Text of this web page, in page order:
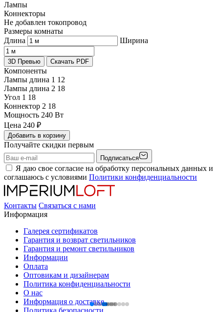
Лампы
Коннекторы
Не добавлен токопровод
Размеры комнаты
Длина
Ширина
3D Превью Скачать PDF
Компоненты
Лампы длина 1 12
Лампы длина 2 18
Угол 1 18
Коннектор 2 18
Мощность 240 Вт
Цена 240 ₽
Добавить в корзину
Получайте скидки первым
Подписаться
Я даю свое согласие на обработку персональных данных и
соглашаюсь с условиями Политики конфиденциальности
Контакты Связаться с нами
Информация
Галерея сертификатов
Гарантия и возврат светильников
Гарантия и ремонт светильников
Информации
Оплата
Оптовикам и дизайнерам
Политика конфиденциальности
О нас
Информация о доставке
Политика безопасности